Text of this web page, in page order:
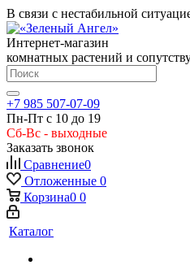
В связи с нестабильной
Интернет-магазин
комнатных растений и
+7 985 507-07-09
Пн-Пт с 10 до 19
Сб-Вс - выходные
Заказать звонок
Сравнение0
Отложенные 0
Корзина0 0
Каталог